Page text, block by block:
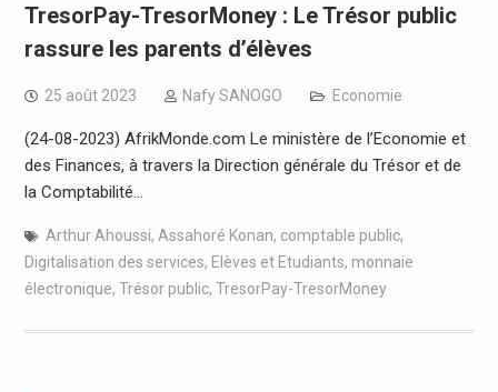
TresorPay-TresorMoney : Le Trésor public
rassure les parents d’élèves
25 août 2023 Nafy SANOGO Economie
(24-08-2023) AfrikMonde.com Le ministère de l’Economie et
des Finances, à travers la Direction générale du Trésor et de
la Comptabilité…
Arthur Ahoussi, Assahoré Konan, comptable public,
Digitalisation des services, Elèves et Etudiants, monnaie
électronique, Trésor public, TresorPay-TresorMoney